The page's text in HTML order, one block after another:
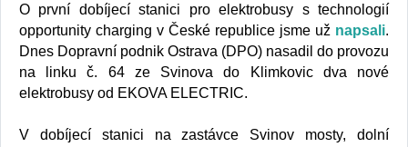
O první dobíjecí stanici pro elektrobusy s technologií
opportunity charging v České republice jsme už napsali.
Dnes Dopravní podnik Ostrava (DPO) nasadil do provozu
na linku č. 64 ze Svinova do Klimkovic dva nové
elektrobusy od EKOVA ELECTRIC.
V dobíjecí stanici na zastávce Svinov mosty, dolní